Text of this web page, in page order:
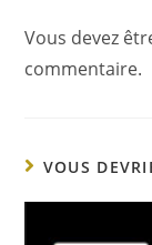
Vous devez
commentaire.
VOUS